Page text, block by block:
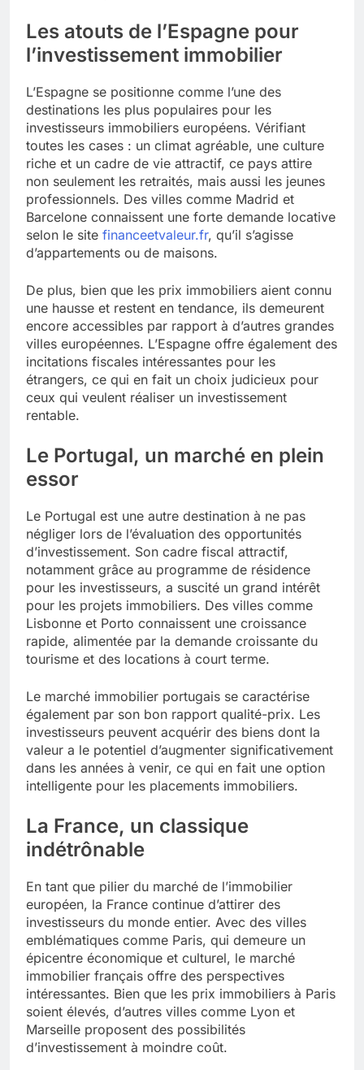
Les atouts de l’Espagne pour
l’investissement immobilier
L’Espagne se positionne comme l’une des
destinations les plus populaires pour les
investisseurs immobiliers européens. Vérifiant
toutes les cases : un climat agréable, une culture
riche et un cadre de vie attractif, ce pays attire
non seulement les retraités, mais aussi les jeunes
professionnels. Des villes comme Madrid et
Barcelone connaissent une forte demande locative
selon le site financeetvaleur.fr, qu’il s’agisse
d’appartements ou de maisons.
De plus, bien que les prix immobiliers aient connu
une hausse et restent en tendance, ils demeurent
encore accessibles par rapport à d’autres grandes
villes européennes. L’Espagne offre également des
incitations fiscales intéressantes pour les
étrangers, ce qui en fait un choix judicieux pour
ceux qui veulent réaliser un investissement
rentable.
Le Portugal, un marché en plein
essor
Le Portugal est une autre destination à ne pas
négliger lors de l’évaluation des opportunités
d’investissement. Son cadre fiscal attractif,
notamment grâce au programme de résidence
pour les investisseurs, a suscité un grand intérêt
pour les projets immobiliers. Des villes comme
Lisbonne et Porto connaissent une croissance
rapide, alimentée par la demande croissante du
tourisme et des locations à court terme.
Le marché immobilier portugais se caractérise
également par son bon rapport qualité-prix. Les
investisseurs peuvent acquérir des biens dont la
valeur a le potentiel d’augmenter significativement
dans les années à venir, ce qui en fait une option
intelligente pour les placements immobiliers.
La France, un classique
indétrônable
En tant que pilier du marché de l’immobilier
européen, la France continue d’attirer des
investisseurs du monde entier. Avec des villes
emblématiques comme Paris, qui demeure un
épicentre économique et culturel, le marché
immobilier français offre des perspectives
intéressantes. Bien que les prix immobiliers à Paris
soient élevés, d’autres villes comme Lyon et
Marseille proposent des possibilités
d’investissement à moindre coût.